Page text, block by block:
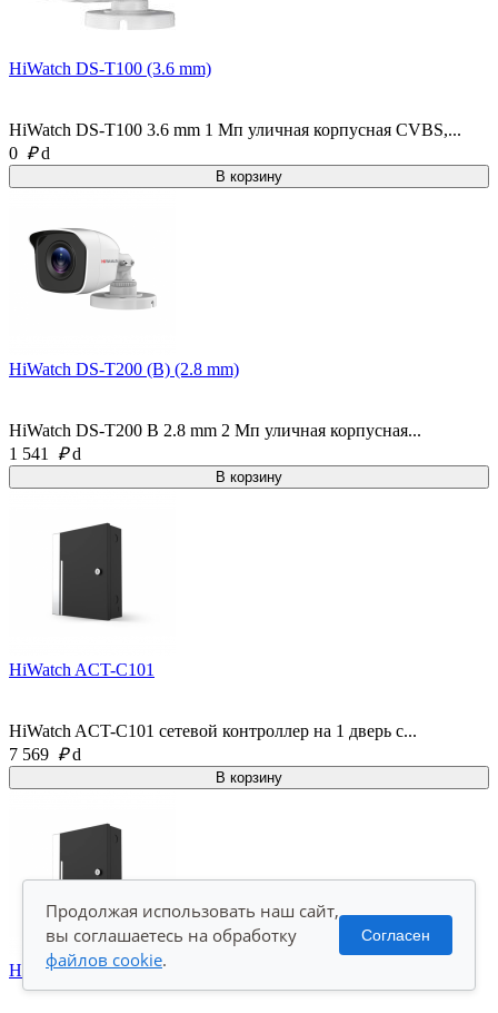
HiWatch DS-T100 (3.6 mm)
HiWatch DS-T100 3.6 mm 1 Мп уличная корпусная CVBS,...
0 ₽ d
HiWatch DS-T200 (B) (2.8 mm)
HiWatch DS-T200 B 2.8 mm 2 Мп уличная корпусная...
1 541 ₽ d
HiWatch ACT-C101
HiWatch ACT-C101 сетевой контроллер на 1 дверь с...
7 569 ₽ d
HiWatch ACT-C102
Продолжая использовать наш сайт,
вы соглашаетесь на обработку
файлов cookie.
Согласен